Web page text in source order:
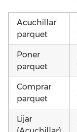
Acuchillar
parquet
Poner
parquet
Comprar
parquet
Lijar